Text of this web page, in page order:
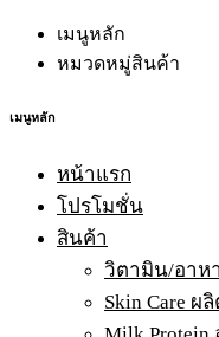
เมนูหลัก
หมวดหมู่สินค้า
เมนูหลัก
หน้าแรก
โปรโมชั่น
สินค้า
วิตามิน/อาห
Skin Care